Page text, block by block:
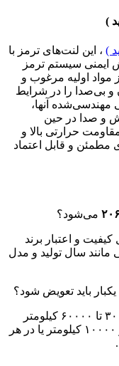
، این لنت‌های ترمز با
ایمنی سیستم ترمز
مواد اولیه مرغوب و
و بی‌صدا را در شرایط
آنها،
و صدا در حین
حرارتی بالا و
مطمئن و قابل اعتماد
می‌شود؟
پژو ۲۰۶ به دلیل کیفیت و اعتبار برند
مانند سال تولید و مدل
به طور معمول، لنت ترمز ۲۰۶ باید هر ۳۰۰۰۰ تا ۶۰۰۰۰ کیلومتر
تعویض شود. با این حال، توصیه می‌شود هر ۱۰۰۰۰ کیلومتر یا در هر